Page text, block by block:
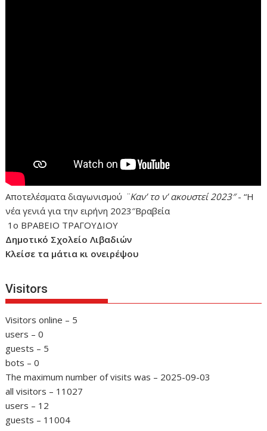
Αποτελέσματα διαγωνισμού ¨Καν’ το ν’ ακουστεί 2023″- “Η
νέα γενιά για την ειρήνη 2023″Βραβεία
1ο ΒΡΑΒΕΙΟ ΤΡΑΓΟΥΔΙΟΥ
Δημοτικό Σχολείο Λιβαδιών
Κλείσε τα μάτια κι ονειρέψου
Visitors
Visitors online – 5
users – 0
guests – 5
bots – 0
The maximum number of visits was – 2025-09-03
all visitors – 11027
users – 12
guests – 11004